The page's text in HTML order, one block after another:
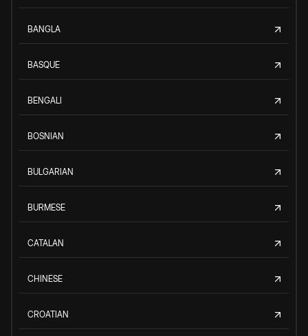
BANGLA
BASQUE
BENGALI
BOSNIAN
BULGARIAN
BURMESE
CATALAN
CHINESE
CROATIAN